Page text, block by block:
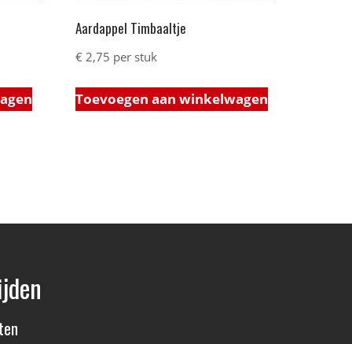
Aardappel Timbaaltje
€2,75 per stuk
Toevoegen aan winkelwagen